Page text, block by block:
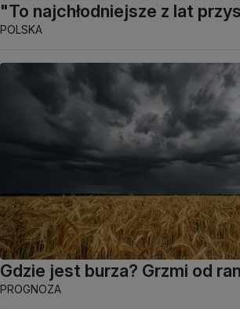
"To najchłodniejsze z lat
POLSKA
Gdzie jest burza? Grzmi od
PROGNOZA